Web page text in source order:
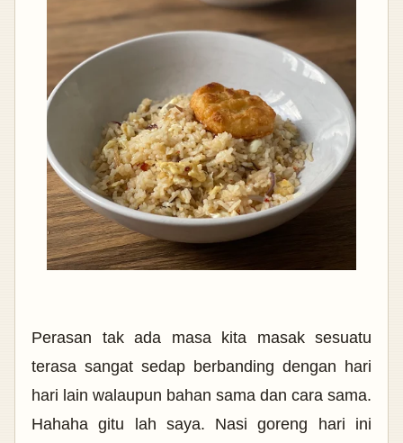
Perasan tak ada masa kita masak sesuatu
terasa sangat sedap berbanding dengan hari
hari lain walaupun bahan sama dan cara sama.
Hahaha gitu lah saya. Nasi goreng hari ini